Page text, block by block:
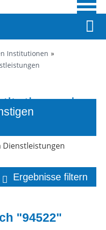
Institutionen
in
Ergebnisse filtern
"94522"